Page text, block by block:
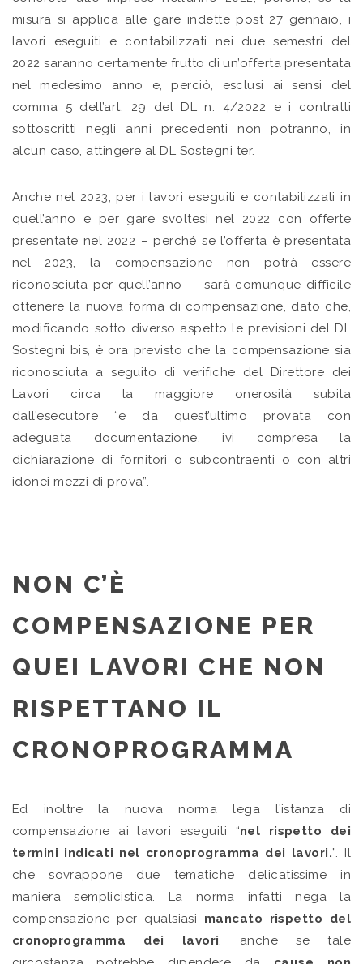
misura si applica alle gare indette post 27 gennaio, i
lavori eseguiti e contabilizzati nei due semestri del
2022 saranno certamente frutto di un’offerta presentata
nel medesimo anno e, perciò, esclusi ai sensi del
comma 5 dell’art. 29 del DL n. 4/2022 e i contratti
sottoscritti negli anni precedenti non potranno, in
alcun caso, attingere al DL Sostegni ter.
Anche nel 2023, per i lavori eseguiti e contabilizzati in
quell’anno e per gare svoltesi nel 2022 con offerte
presentate nel 2022 – perché se l’offerta è presentata
nel 2023, la compensazione non potrà essere
riconosciuta per quell’anno – sarà comunque difficile
ottenere la nuova forma di compensazione, dato che,
modificando sotto diverso aspetto le previsioni del DL
Sostegni bis, è ora previsto che la compensazione sia
riconosciuta a seguito di verifiche del Direttore dei
Lavori circa la maggiore onerosità subita
dall’esecutore “e da quest’ultimo provata con
adeguata documentazione, ivi compresa la
dichiarazione di fornitori o subcontraenti o con altri
idonei mezzi di prova”.
NON C’È
COMPENSAZIONE PER
QUEI LAVORI CHE NON
RISPETTANO IL
CRONOPROGRAMMA
Ed inoltre la nuova norma lega l’istanza di
compensazione ai lavori eseguiti “nel rispetto dei
termini indicati nel cronoprogramma dei lavori.”. Il
che sovrappone due tematiche delicatissime in
maniera semplicistica. La norma infatti nega la
compensazione per qualsiasi mancato rispetto del
cronoprogramma dei lavori, anche se tale